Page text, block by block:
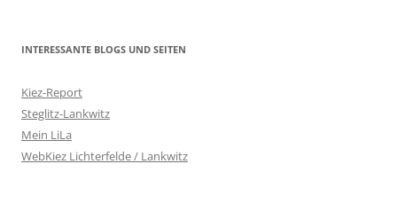
INTERESSANTE BLOGS UND SEITEN
Kiez-Report
Steglitz-Lankwitz
Mein LiLa
WebKiez Lichterfelde / Lankwitz